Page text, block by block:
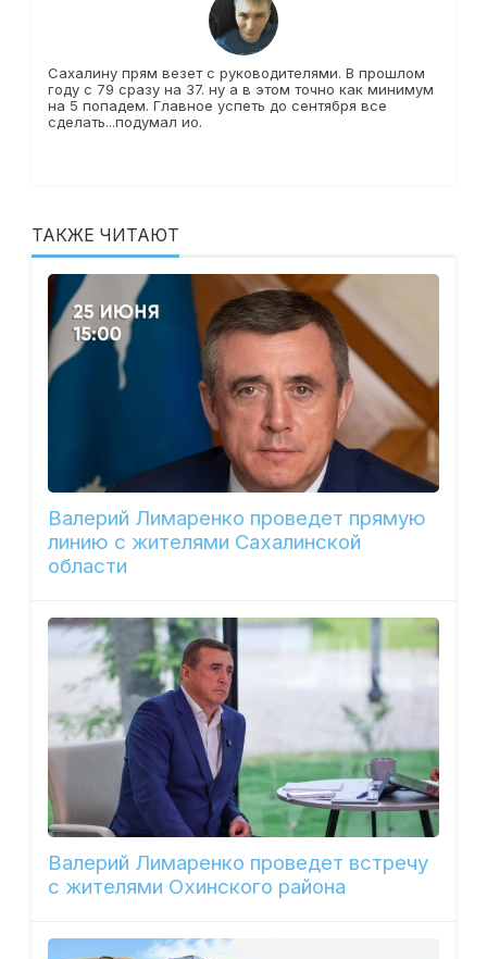
Сахалину прям везет с руководителями. В прошлом
году с 79 сразу на 37. ну а в этом точно как минимум
на 5 попадем. Главное успеть до сентября все
сделать...подумал ио.
ТАКЖЕ ЧИТАЮТ
Валерий Лимаренко проведет прямую
линию с жителями Сахалинской
области
Валерий Лимаренко проведет встречу
с жителями Охинского района